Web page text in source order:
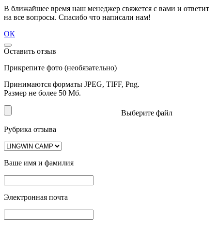
В ближайшее время наш менеджер свяжется с вами и ответит
на все вопросы. Спасибо что написали нам!
ОК
Оставить отзыв
Прикрепите фото (необязательно)
Принимаются форматы JPEG, TIFF, Png.
Размер не более 50 Мб.
Выберите файл
Рубрика отзыва
Ваше имя и фамилия
Электронная почта